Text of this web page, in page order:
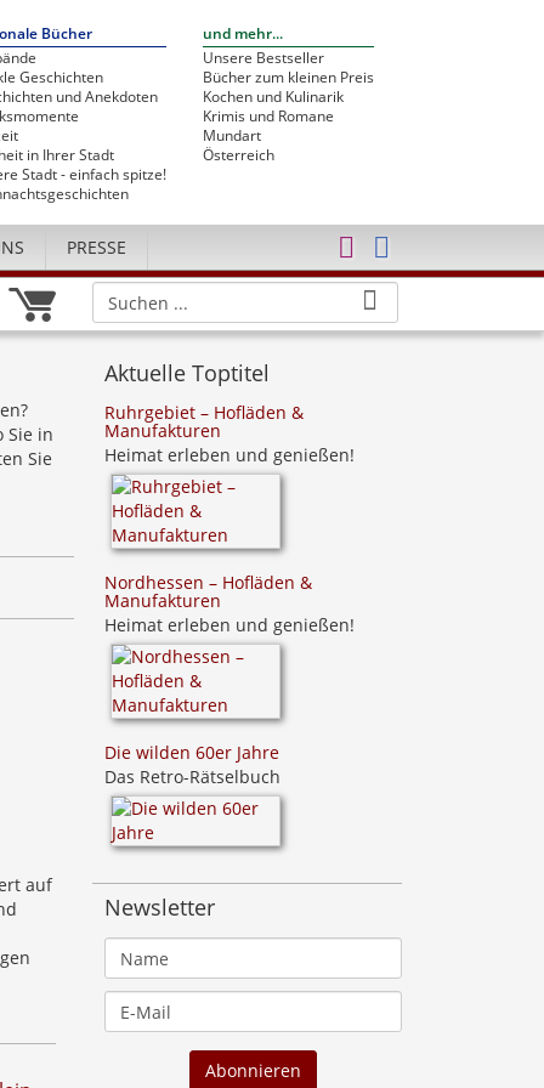
Bücher
Geschichten
und Anekdoten
in Ihrer Stadt
Stadt - einfach spitze!
und mehr...
Unsere Bestseller
Bücher zum kleinen Preis
Kochen und Kulinarik
Krimis und Romane
Mundart
Österreich
PRESSE
Sie in
Sie
auf
Aktuelle Toptitel
Ruhrgebiet – Hofläden &
Manufakturen
Heimat erleben und genießen!
Nordhessen – Hofläden &
Manufakturen
Heimat erleben und genießen!
Die wilden 60er Jahre
Das Retro-Rätselbuch
Newsletter